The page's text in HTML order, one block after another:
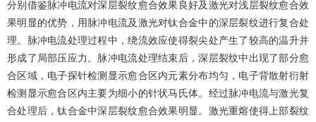
分别借鉴脉冲电流对深层裂纹愈合效果良好及激光对浅层裂纹愈合效
果明显的优势，用脉冲电流及激光对钛合金中的深层裂纹进行复合处
理。脉冲电流处理过程中，绕流效应使得裂尖处产生了较高的温升并
形成了局部压应力。脉冲电流处理结束后，深层裂纹中出现了部分愈
合区域，电子探针检测显示愈合区内元素分布均匀，电子背散射衍射
检测显示愈合区内主要为细小的针状马氏体。经过脉冲电流与激光复
合处理后，钛合金中深层裂纹愈合效果明显。激光重熔使得上部裂纹